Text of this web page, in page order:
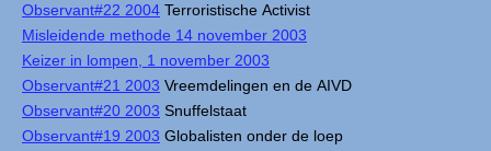
Observant#22 2004 Terroristische Activist
Misleidende methode 14 november 2003
Keizer in lompen, 1 november 2003
Observant#21 2003 Vreemdelingen en de AIVD
Observant#20 2003 Snuffelstaat
Observant#19 2003 Globalisten onder de loep